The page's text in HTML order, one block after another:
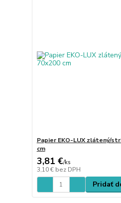
Papier EKO-LUX zlátený/
cm
3,81 €/ks
3,10 € bez DPH
Pridať